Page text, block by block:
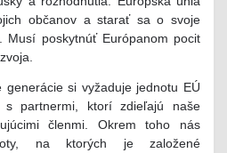
občanov a starať sa o svoje
Musí poskytnúť Európanom pocit
si vyžaduje jednotu EÚ
s partnermi, ktorí zdieľajú naše
členmi. Okrem toho nás
na ktorých je založené